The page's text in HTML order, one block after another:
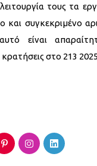
τους τα
και συγκεκριμένο
είναι
στο 213